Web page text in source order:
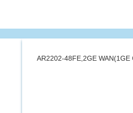
AR2202-48FE,2GE